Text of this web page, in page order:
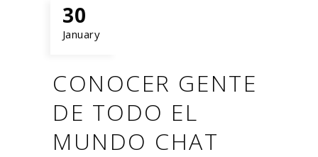
30
January
CONOCER GENTE
DE TODO EL
MUNDO CHAT